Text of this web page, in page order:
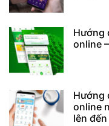
Hướng
online
Hướng
online
lên